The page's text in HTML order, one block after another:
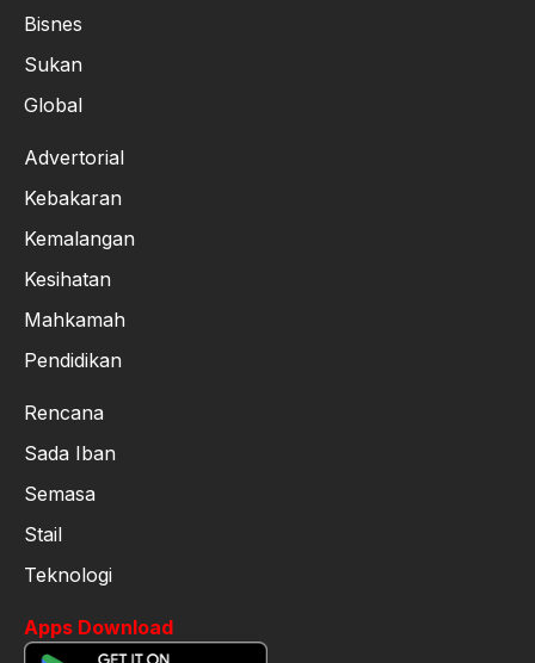
Bisnes
Sukan
Global
Advertorial
Kebakaran
Kemalangan
Kesihatan
Mahkamah
Pendidikan
Rencana
Sada Iban
Semasa
Stail
Teknologi
Apps Download